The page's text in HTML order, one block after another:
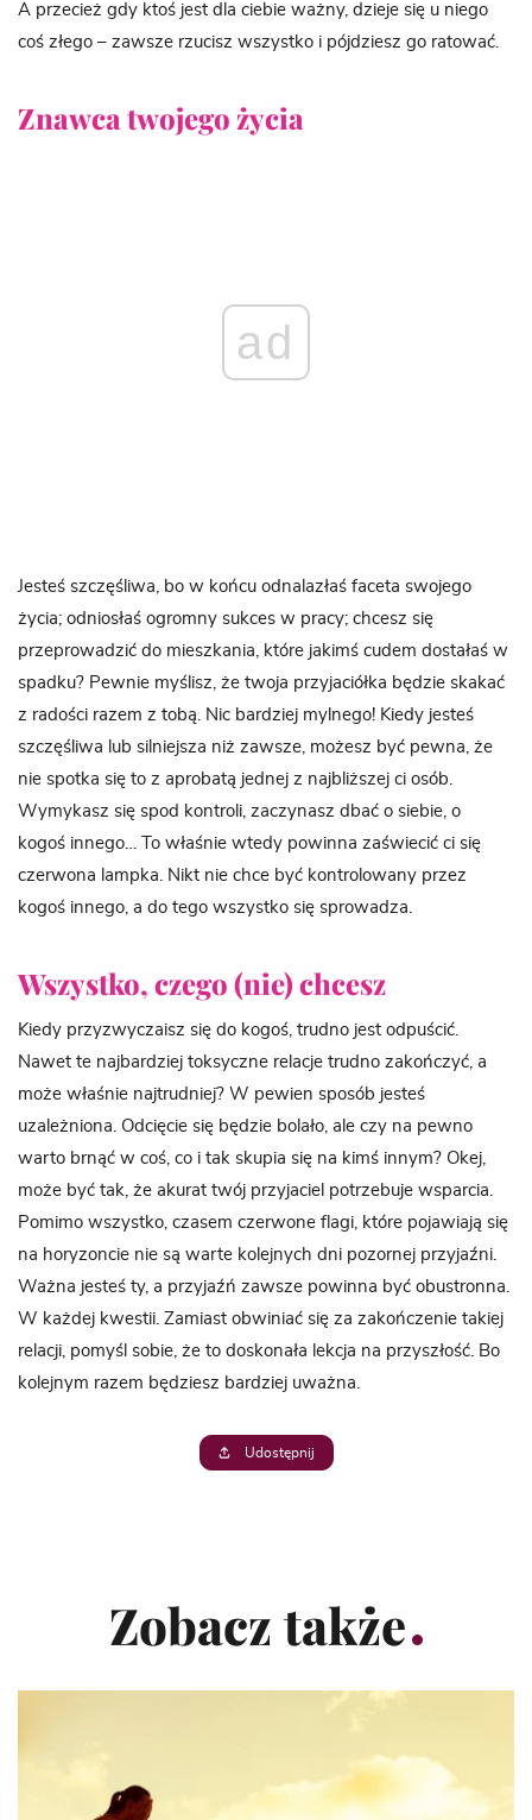
A przecież gdy ktoś jest dla ciebie ważny, dzieje się u niego
coś złego – zawsze rzucisz wszystko i pójdziesz go ratować.
Znawca twojego życia
ad
Jesteś szczęśliwa, bo w końcu odnalazłaś faceta swojego
życia; odniosłaś ogromny sukces w pracy; chcesz się
przeprowadzić do mieszkania, które jakimś cudem dostałaś w
spadku? Pewnie myślisz, że twoja przyjaciółka będzie skakać
z radości razem z tobą. Nic bardziej mylnego! Kiedy jesteś
szczęśliwa lub silniejsza niż zawsze, możesz być pewna, że
nie spotka się to z aprobatą jednej z najbliższej ci osób.
Wymykasz się spod kontroli, zaczynasz dbać o siebie, o
kogoś innego… To właśnie wtedy powinna zaświecić ci się
czerwona lampka. Nikt nie chce być kontrolowany przez
kogoś innego, a do tego wszystko się sprowadza.
Wszystko, czego (nie) chcesz
Kiedy przyzwyczaisz się do kogoś, trudno jest odpuścić.
Nawet te najbardziej toksyczne relacje trudno zakończyć, a
może właśnie najtrudniej? W pewien sposób jesteś
uzależniona. Odcięcie się będzie bolało, ale czy na pewno
warto brnąć w coś, co i tak skupia się na kimś innym? Okej,
może być tak, że akurat twój przyjaciel potrzebuje wsparcia.
Pomimo wszystko, czasem czerwone flagi, które pojawiają się
na horyzoncie nie są warte kolejnych dni pozornej przyjaźni.
Ważna jesteś ty, a przyjaźń zawsze powinna być obustronna.
W każdej kwestii. Zamiast obwiniać się za zakończenie takiej
relacji, pomyśl sobie, że to doskonała lekcja na przyszłość. Bo
kolejnym razem będziesz bardziej uważna.
Udostępnij
Zobacz także